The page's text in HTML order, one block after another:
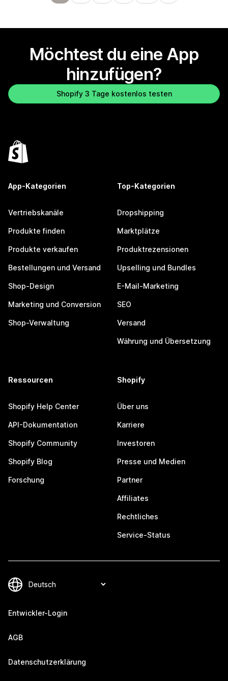
Möchtest du eine App
hinzufügen?
Shopify 3 Tage kostenlos testen
App-Kategorien
Vertriebskanäle
Produkte finden
Produkte verkaufen
Bestellungen und Versand
Shop-Design
Marketing und Conversion
Shop-Verwaltung
Top-Kategorien
Dropshipping
Marktplätze
Produktrezensionen
Upselling und Bundles
E-Mail-Marketing
SEO
Versand
Währung und Übersetzung
Ressourcen
Shopify Help Center
API-Dokumentation
Shopify Community
Shopify Blog
Forschung
Shopify
Über uns
Karriere
Investoren
Presse und Medien
Partner
Affiliates
Rechtliches
Service-Status
Entwickler-Login
AGB
Datenschutzerklärung